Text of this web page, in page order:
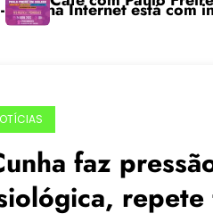
está com inscrições
faz